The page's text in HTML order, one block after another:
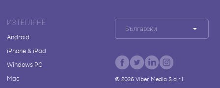
ИЗТЕГЛЯНЕ
Android
iPhone & iPad
Windows PC
Mac
Български
© 2026Viber Media S.à r.l.